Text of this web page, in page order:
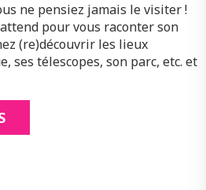
ne pensiez jamais le visiter !
pour vous raconter son
(re)découvrir les lieux
ses télescopes, son parc, etc. et